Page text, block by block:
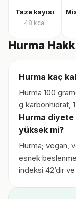
Taze kayısı
48 kcal
Hurma
Hurma kaç
Hurma 100
g karbonhidrat,
Hurma diyete
yüksek mi?
Hurma; vegan,
esnek
indeksi 42’dir